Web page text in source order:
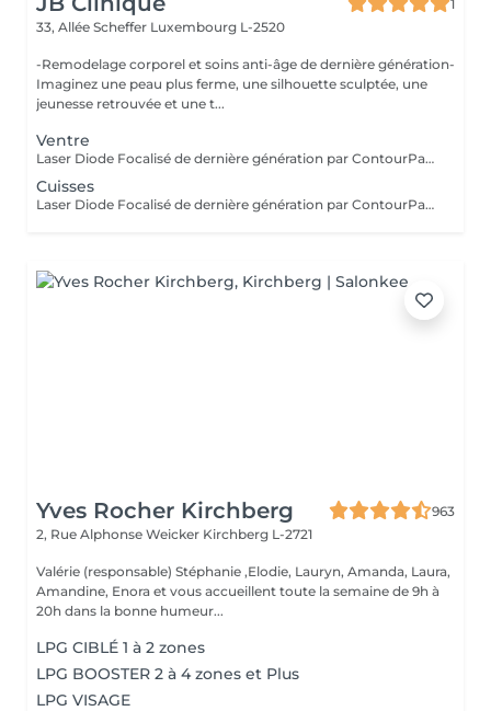
1
33, Allée Scheffer Luxembourg L-2520
-Remodelage corporel et soins anti-âge de dernière génération-
Imaginez une peau plus ferme, une silhouette sculptée, une
jeunesse retrouvée et une t...
Ventre
Laser Diode Focalisé de dernière génération par ContourParis° : ciblez les zones à traiter ventre, cuisses, fesses et bras pour raffermir la peau, réduire le relâchement cutané et gommer la cellulite. Une solution efficace pour une peau plus lisse, tonique et visiblement remodelée. Il est possible qu'il y ait des contre-indications à la réalisation de ce soin. Si vous n'êtes jamais venu, je vous conseille de réserver au préalable un bilan silhouette ou de téléphoner au cabinet.
Cuisses
Laser Diode Focalisé de dernière génération par ContourParis° : ciblez les zones à traiter ventre, cuisses, fesses et bras pour raffermir la peau, réduire le relâchement cutané et gommer la cellulite. Une solution efficace pour une peau plus lisse, tonique et visiblement remodelée. Il est possible qu'il y ait des contre-indications à la réalisation de ce soin. Si vous n'êtes jamais venu, je vous conseille de réserver au préalable un bilan silhouette ou de téléphoner au cabinet.
Yves Rocher Kirchberg
963
2, Rue Alphonse Weicker Kirchberg L-2721
Valérie (responsable) Stéphanie ,Elodie, Lauryn, Amanda, Laura,
Amandine, Enora et vous accueillent toute la semaine de 9h à
20h dans la bonne humeur...
LPG CIBLÉ 1 à 2 zones
LPG BOOSTER 2 à 4 zones et Plus
LPG VISAGE